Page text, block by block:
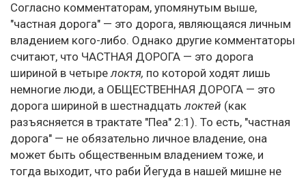
Согласно комментаторам, упомянутым выше,
"частная дорога" — это дорога, являющаяся личным
владением кого-либо. Однако другие комментаторы
считают, что ЧАСТНАЯ ДОРОГА — это дорога
шириной в четырелоктя, по которой ходят лишь
немногие люди, а ОБЩЕСТВЕННАЯ ДОРОГА — это
дорога шириной в шестнадцатьлоктей (как
разъясняется в трактате "Пеа" 2:1). То есть, "частная
дорога" — не обязательно личное владение, она
может быть общественным владением тоже, и
тогда выходит, что раби Йегуда в нашей мишне не